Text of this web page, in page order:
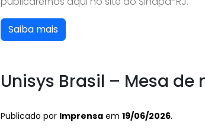
Saiba mais
Unisys Brasil – Mesa
Publicado por Imprensa em 19/06/2026.